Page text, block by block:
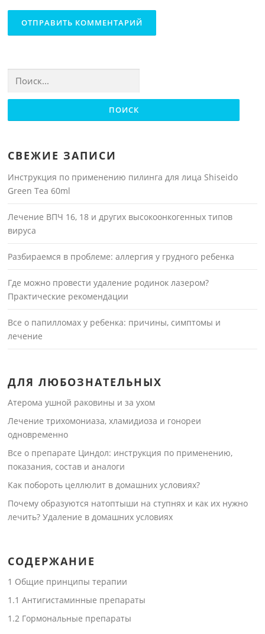
СВЕЖИЕ ЗАПИСИ
Инструкция по применению пилинга для лица Shiseido
Green Tea 60ml
Лечение ВПЧ 16, 18 и других высокоонкогенных типов
вируса
Разбираемся в проблеме: аллергия у грудного ребенка
Где можно провести удаление родинок лазером?
Практические рекомендации
Все о папилломах у ребенка: причины, симптомы и
лечение
ДЛЯ ЛЮБОЗНАТЕЛЬНЫХ
Атерома ушной раковины и за ухом
Лечение трихомониаза, хламидиоза и гонореи
одновременно
Все о препарате Циндол: инструкция по применению,
показания, состав и аналоги
Как побороть целлюлит в домашних условиях?
Почему образуются натоптыши на ступнях и как их нужно
лечить? Удаление в домашних условиях
СОДЕРЖАНИЕ
1 Общие принципы терапии
1.1 Антигистаминные препараты
1.2 Гормональные препараты